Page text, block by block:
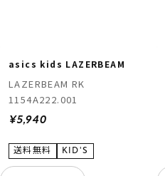
asics kids LAZERBEAM
LAZERBEAM RK
1154A222.001
¥5,940